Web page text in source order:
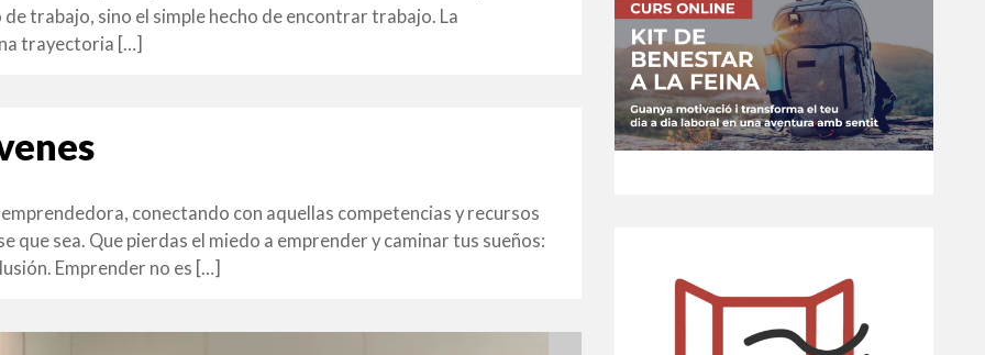
trabajo, sino el simple hecho de encontrar trabajo. La
trayectoria […]
conectando con aquellas competencias y recursos
que sea. Que pierdas el miedo a emprender y caminar tus sueños:
Emprender no es […]